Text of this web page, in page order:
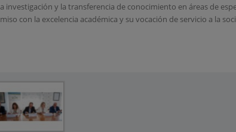
y la transferencia de conocimiento en áreas de
con la excelencia académica y su vocación de servicio a la